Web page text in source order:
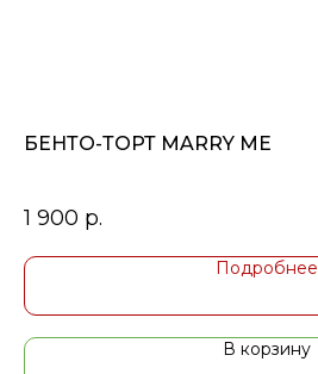
БЕНТО-ТОРТ MARRY ME
1 900 р.
Подробнее
В корзину